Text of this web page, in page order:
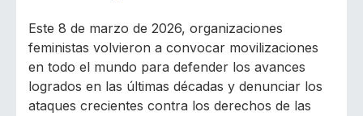
Este 8 de marzo de 2026, organizaciones
feministas volvieron a convocar movilizaciones
en todo el mundo para defender los avances
logrados en las últimas décadas y denunciar los
ataques crecientes contra los derechos de las